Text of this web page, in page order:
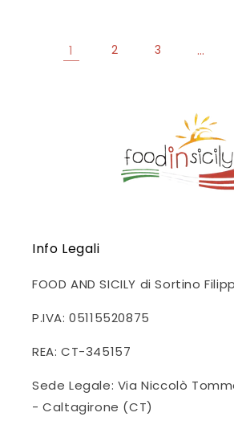
1 2 3 …
Info Legali
FOOD AND SICILY di Sortino
P.IVA: 05115520875
REA: CT-345157
Sede Legale: Via Niccolò
- Caltagirone (CT)